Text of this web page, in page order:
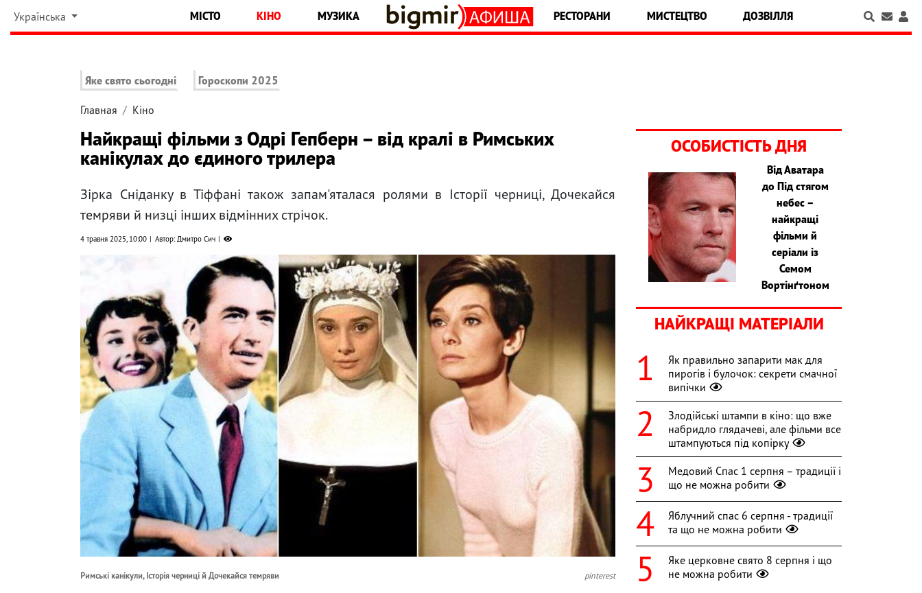
Українська МІСТО КІНО МУЗИКА РЕСТОРАНИ МИСТЕЦТВО ДОЗВІЛЛЯ
Яке свято сьогодні Гороскопи 2025
Главная Кіно
Найкращі фільми з Одрі Гепберн – від кралі в Римських
канікулах до єдиного трилера
Зірка Сніданку в Тіффані також запам'яталася ролями в Історії черниці, Дочекайся
темряви й низці інших відмінних стрічок.
4 травня 2025, 10:00 Автор: Дмитро Сич
Римські канікули, Історія черниці й Дочекайся темряви pinterest
ОСОБИСТІСТЬ ДНЯ
Від Аватара
до Під стягом
небес –
найкращі
фільми й
серіали із
Семом
Вортінґтоном
НАЙКРАЩІ МАТЕРІАЛИ
Як правильно запарити мак для
пирогів і булочок: секрети смачної
випічки
Злодійські штампи в кіно: що вже
набридло глядачеві, але фільми все
штампуються під копірку
Медовий Спас 1 серпня – традиції і
що не можна робити
Яблучний спас 6 серпня - традиції
та що не можна робити
Яке церковне свято 8 серпня і що
не можна робити